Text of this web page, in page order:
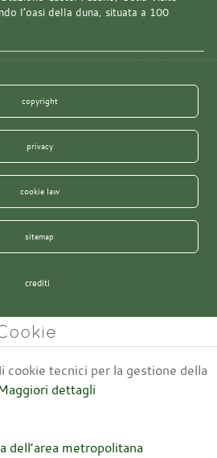
l’oasi della duna, situata a 100
copyright
privacy
cookie law
sitemap
crediti
cookie tecnici per la gestione della
dettagli
dell’area metropolitana